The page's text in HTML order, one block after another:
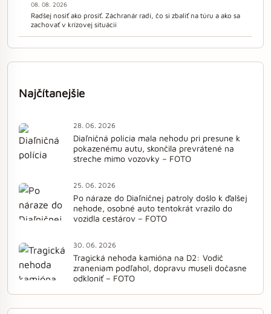
08. 08. 2026
Radšej nosiť ako prosiť. Záchranár radí, čo si zbaliť na túru a ako sa
zachovať v krízovej situácii
Najčítanejšie
28. 06. 2026
Diaľničná polícia mala nehodu pri presune k
pokazenému autu, skončila prevrátené na
streche mimo vozovky – FOTO
25. 06. 2026
Po náraze do Diaľničnej patroly došlo k ďalšej
nehode, osobné auto tentokrát vrazilo do
vozidla cestárov – FOTO
30. 06. 2026
Tragická nehoda kamióna na D2: Vodič
zraneniam podľahol, dopravu museli dočasne
odkloniť – FOTO